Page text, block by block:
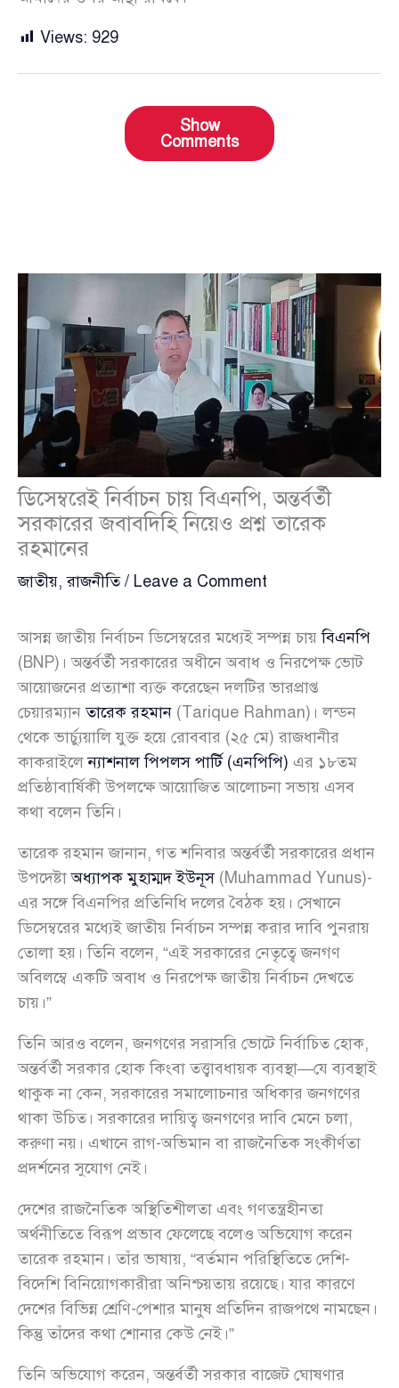
Views: 929
Show
Comments
ডিসেম্বরেই নির্বাচন চায় বিএনপি, অন্তর্বর্তী
সরকারের জবাবদিহি নিয়েও প্রশ্ন তারেক
রহমানের
জাতীয়,রাজনীতি/ Leave a Comment
আসন্ন জাতীয় নির্বাচন ডিসেম্বরের মধ্যেই সম্পন্ন চায়বিএনপি
(BNP)। অন্তর্বর্তী সরকারের অধীনে অবাধ ও নিরপেক্ষ ভোট
আয়োজনের প্রত্যাশা ব্যক্ত করেছেন দলটির ভারপ্রাপ্ত
চেয়ারম্যানতারেক রহমান (Tarique Rahman)। লন্ডন
থেকে ভার্চ্যুয়ালি যুক্ত হয়ে রোববার (২৫ মে) রাজধানীর
কাকরাইলেন্যাশনাল পিপলস পার্টি (এনপিপি) এর ১৮তম
প্রতিষ্ঠাবার্ষিকী উপলক্ষে আয়োজিত আলোচনা সভায় এসব
কথা বলেন তিনি।
তারেক রহমান জানান, গত শনিবার অন্তর্বর্তী সরকারের প্রধান
উপদেষ্টাঅধ্যাপক মুহাম্মদ ইউনূস(Muhammad Yunus)-
এর সঙ্গে বিএনপির প্রতিনিধি দলের বৈঠক হয়। সেখানে
ডিসেম্বরের মধ্যেই জাতীয় নির্বাচন সম্পন্ন করার দাবি পুনরায়
তোলা হয়। তিনি বলেন, “এই সরকারের নেতৃত্বে জনগণ
অবিলম্বে একটি অবাধ ও নিরপেক্ষ জাতীয় নির্বাচন দেখতে
চায়।”
তিনি আরও বলেন, জনগণের সরাসরি ভোটে নির্বাচিত হোক,
অন্তর্বর্তী সরকার হোক কিংবা তত্ত্বাবধায়ক ব্যবস্থা—যে ব্যবস্থাই
থাকুক না কেন, সরকারের সমালোচনার অধিকার জনগণের
থাকা উচিত। সরকারের দায়িত্ব জনগণের দাবি মেনে চলা,
করুণা নয়। এখানে রাগ-অভিমান বা রাজনৈতিক সংকীর্ণতা
প্রদর্শনের সুযোগ নেই।
দেশের রাজনৈতিক অস্থিতিশীলতা এবং গণতন্ত্রহীনতা
অর্থনীতিতে বিরূপ প্রভাব ফেলেছে বলেও অভিযোগ করেন
তারেক রহমান। তাঁর ভাষায়, “বর্তমান পরিস্থিতিতে দেশি-
বিদেশি বিনিয়োগকারীরা অনিশ্চয়তায় রয়েছে। যার কারণে
দেশের বিভিন্ন শ্রেণি-পেশার মানুষ প্রতিদিন রাজপথে নামছেন।
কিন্তু তাঁদের কথা শোনার কেউ নেই।”
তিনি অভিযোগ করেন, অন্তর্বর্তী সরকার বাজেট ঘোষণার